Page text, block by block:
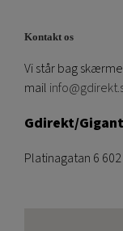
Kontakt os
Vi står bag
mail
Gdirekt/
Platinagatan 6